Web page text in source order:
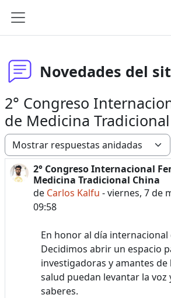
Panel lateral
Novedades del
2° Congreso
de Medicina
Mostrar modo
2° Congreso Internacional
Medicina Tradicional China
de Carlos Kalfu -viernes, 7 de
09:58
Número de respuestas: 0
En honor al día internacional
Decidimos abrir un espacio
investigadoras y amantes de
salud puedan levantar la voz
saberes.